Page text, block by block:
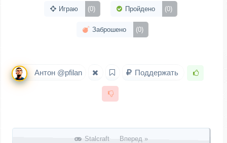
Играю (0) Пройдено (0)
Заброшено (0)
Антон @pfilan Поддержать
Запись навигация
Stalcraft Вперед »